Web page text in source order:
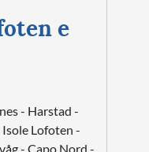
e
- Harstad -
Lofoten -
- Capo Nord -